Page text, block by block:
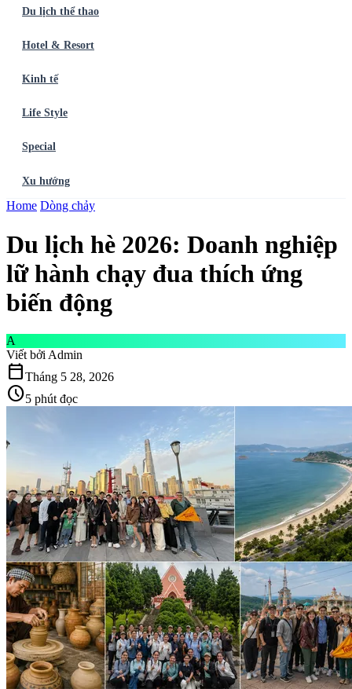
Du lịch thể thao
Hotel & Resort
Kinh tế
Life Style
Special
Xu hướng
Trang chủẨm thực
KÝ NGAY
Home Dòng chảy
Du lịch hè 2026: Doanh nghiệp
lữ hành chạy đua thích ứng
biến động
A
Viết bởi Admin
calendar_todayTháng 5 28, 2026
schedule5 phút đọc